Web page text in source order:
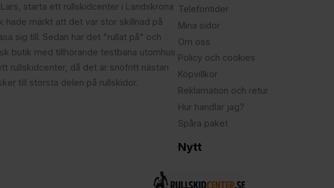
starta ett rullskidcenter i Landskrona
hade märkt att det var stor skillnad på
sig till. Sedan har det "rullat på" och
butik med tillhörande testbana utomhus.
rullskidcenter, då det är snöfritt nästan
till största delen på rullskidor.
Telefontider
Mina sidor
Om oss
Policy och cookies
Köpvillkor
Reklamation och retur
Hur handlar jag?
Spåra paket
Nytt